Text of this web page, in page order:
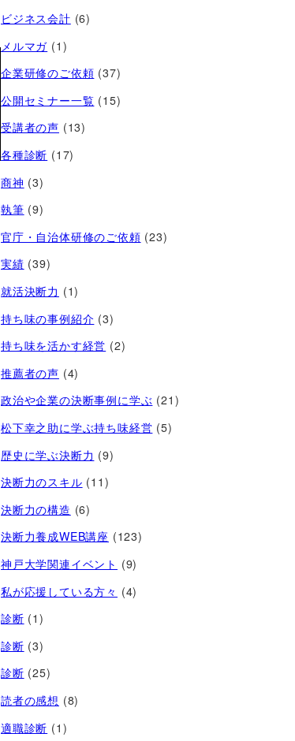
ビジネス会計 (6)
メルマガ (1)
企業研修のご依頼 (37)
公開セミナー一覧 (15)
受講者の声 (13)
各種診断 (17)
商神 (3)
執筆 (9)
官庁・自治体研修のご依頼 (23)
実績 (39)
就活決断力 (1)
持ち味の事例紹介 (3)
持ち味を活かす経営​ (2)
推薦者の声 (4)
政治や企業の決断事例に学ぶ (21)
松下幸之助に学ぶ持ち味経営 (5)
歴史に学ぶ決断力 (9)
決断力のスキル (11)
決断力の構造 (6)
決断力養成WEB講座 (123)
神戸大学関連イベント (9)
私が応援している方々 (4)
診断 (1)
診断 (3)
診断 (25)
読者の感想 (8)
適職診断 (1)